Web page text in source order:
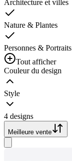
Architecture et villes
Nature & Plantes
Personnes & Portraits
Tout afficher
Couleur du design
Style
4 designs
Meilleure vente